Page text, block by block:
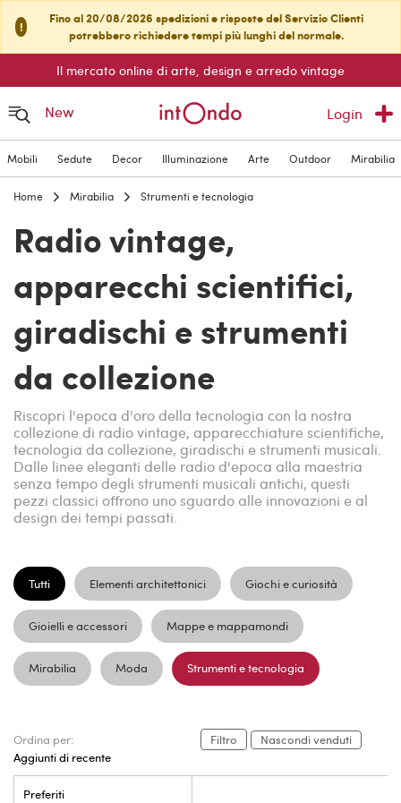
!
Fino al 20/08/2026 spedizioni e risposte del Servizio Clienti
potrebbero richiedere tempi più lunghi del normale.
Il mercato online di arte, design e arredo vintage
New Login
Mobili Sedute Decor Illuminazione Arte Outdoor Mirabilia
Home Mirabilia Strumenti e tecnologia
Radio vintage,
apparecchi scientifici,
giradischi e strumenti
da collezione
Riscopri l'epoca d'oro della tecnologia con la nostra
collezione di radio vintage, apparecchiature scientifiche,
tecnologia da collezione, giradischi e strumenti musicali.
Dalle linee eleganti delle radio d'epoca alla maestria
senza tempo degli strumenti musicali antichi, questi
pezzi classici offrono uno sguardo alle innovazioni e al
design dei tempi passati.
Tutti Elementi architettonici Giochi e curiosità
Gioielli e accessori Mappe e mappamondi
Mirabilia Moda Strumenti e tecnologia
Ordina per:
Aggiunti di recente
Preferiti
Filtro Nascondi venduti